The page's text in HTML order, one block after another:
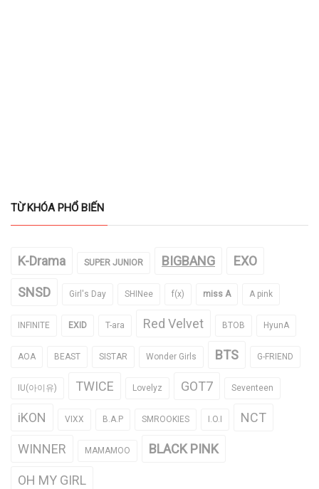
TỪ KHÓA PHỔ BIẾN
K-Drama SUPER JUNIOR BIGBANG EXO
SNSD Girl's Day SHINee f(x) miss A A pink
INFINITE EXID T-ara Red Velvet BTOB HyunA
AOA BEAST SISTAR Wonder Girls BTS G-FRIEND
IU(아이유) TWICE Lovelyz GOT7 Seventeen
iKON VIXX B.A.P SMROOKIES I.O.I NCT
WINNER MAMAMOO BLACK PINK
OH MY GIRL